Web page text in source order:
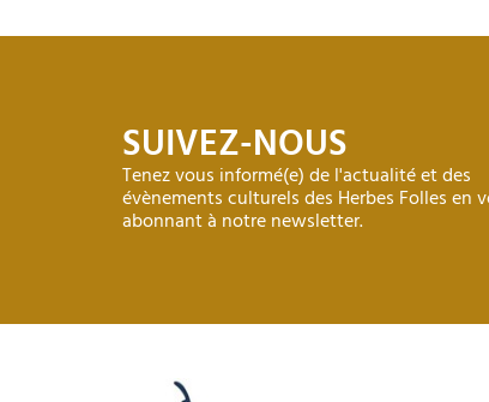
SUIVEZ-NOUS
Tenez vous informé(e) de l'actualité et des
évènements culturels des Herbes Folles en
abonnant à notre newsletter.